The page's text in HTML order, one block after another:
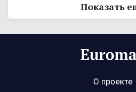
Показать
О проекте